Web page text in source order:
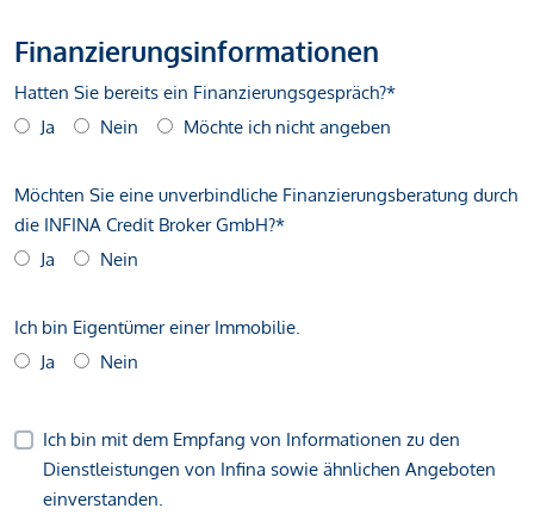
Finanzierungsinformationen
Hatten Sie bereits ein Finanzierungsgespräch?*
Ja
Nein Möchte ich nicht angeben
Möchten Sie eine unverbindliche Finanzierungsberatung durch
die INFINA Credit Broker GmbH?*
Ja
Nein
Ich bin Eigentümer einer Immobilie.
Ja
Nein
Ich bin mit dem Empfang von Informationen zu den
Dienstleistungen von Infina sowie ähnlichen Angeboten
einverstanden.